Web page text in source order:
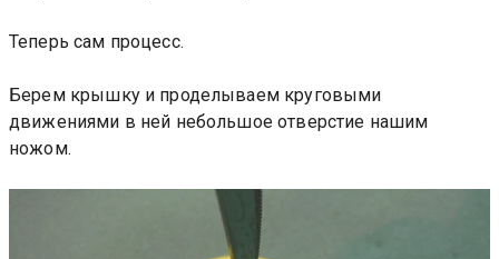
Теперь сам процесс.
Берем крышку и проделываем круговыми
движениями в ней небольшое отверстие нашим
ножом.